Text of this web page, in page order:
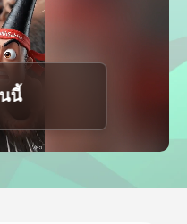
งมือ
▼
นี้